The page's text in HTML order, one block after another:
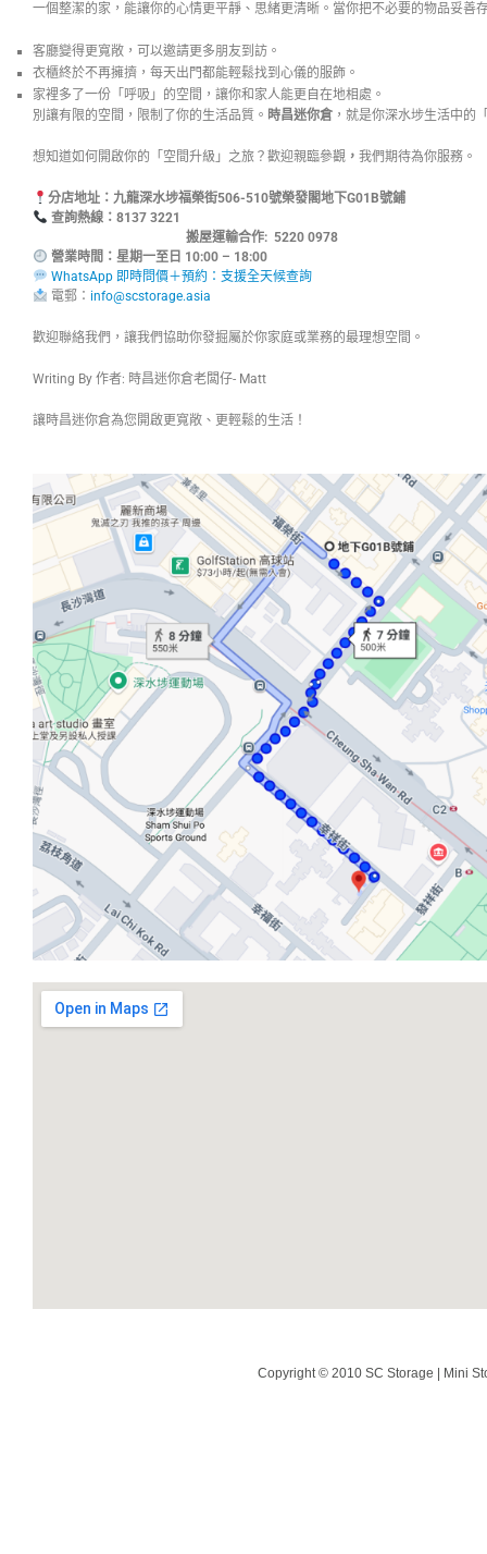
一個整潔的家，能讓你的心情更平靜、思緒更清晰。當你把不必要的物品妥善
客廳變得更寬敞，可以邀請更多朋友到訪。
衣櫃終於不再擁擠，每天出門都能輕鬆找到心儀的服飾。
家裡多了一份「呼吸」的空間，讓你和家人能更自在地相處。
別讓有限的空間，限制了你的生活品質。 時昌迷你倉 ，就是你深水埗生活中的
想知道如何開啟你的「空間升級」之旅？歡迎親臨參觀 ， 我們期待為你服務。
分店地址： 九龍深水埗福榮街506-510號榮發閣地下G01B號鋪
查詢熱線：
搬屋運輸合作: 5220 0978
營業時間：星期一至日 10:00 – 18:00
WhatsApp 即時問價＋預約：支援全天候查詢
電郵： info@scstorage.asia
歡迎聯絡我們，讓我們協助你發掘屬於你家庭或業務的最理想空間。
Writing By 作者: 時昌迷你倉老闆仔- Matt
讓時昌迷你倉為您開啟更寬敞、更輕鬆的生活！
Copyright © 2010 SC Storage | Mini